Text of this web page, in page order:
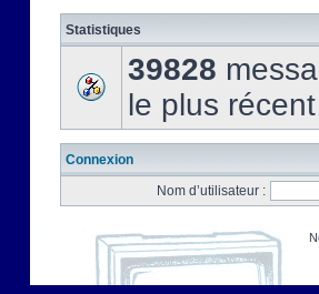
Statistiques
39828
le plus
Connexion
Nom d’utilisateur :